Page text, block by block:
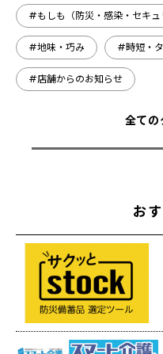
#もしも（防災・感染・セキュ
#地味・巧み #時短・
#店舗からのお知らせ
全ての
お